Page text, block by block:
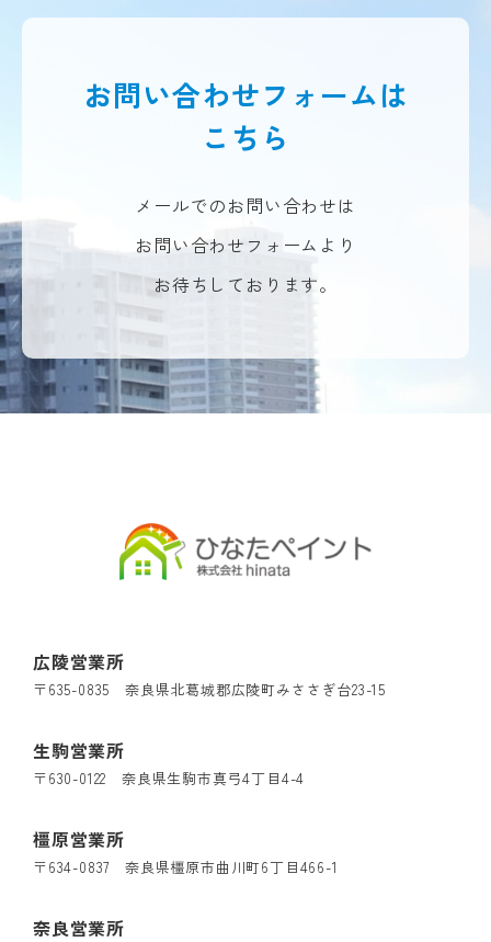
お問い合わせフォームは
こちら
メールでのお問い合わせは
お問い合わせフォームより
お待ちしております。
広陵営業所
〒635-0835 奈良県北葛城郡広陵町みささぎ台23-15
奈良営業所
生駒営業所
〒630-0122 奈良県生駒市真弓4丁目4-4
橿原営業所
〒634-0837 奈良県橿原市曲川町6丁目466-1